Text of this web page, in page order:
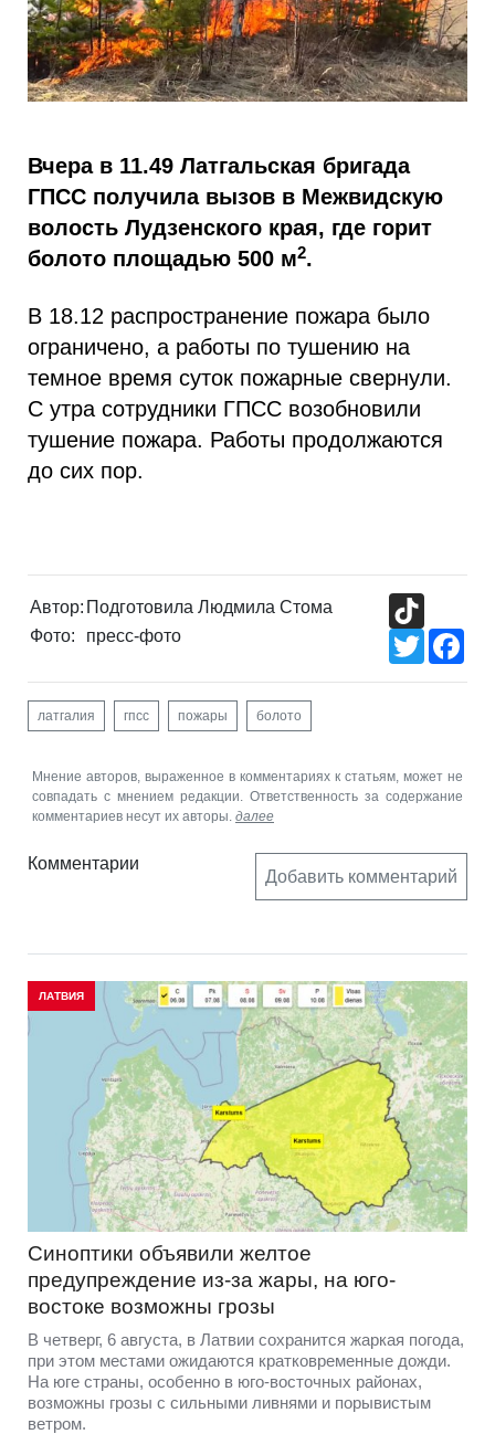
Вчера в 11.49 Латгальская бригада
ГПСС получила вызов в Межвидскую
волость Лудзенского края, где горит
болото площадью 500 м2.
В 18.12 распространение пожара было
ограничено, а работы по тушению на
темное время суток пожарные свернули.
С утра сотрудники ГПСС возобновили
тушение пожара. Работы продолжаются
до сих пор.
Автор: Подготовила Людмила Стома
Фото:
пресс-фото
Twitter
латгалия гпсс пожары болото
Мнение авторов, выраженное в комментариях к статьям, может не
совпадать с мнением редакции. Ответственность за содержание
комментариев несут их авторы. далее
Комментарии
Добавить комментарий
ЛАТВИЯ
Синоптики объявили желтое
предупреждение из-за жары, на юго-
востоке возможны грозы
В четверг, 6 августа, в Латвии сохранится жаркая погода,
при этом местами ожидаются кратковременные дожди.
На юге страны, особенно в юго-восточных районах,
возможны грозы с сильными ливнями и порывистым
ветром.